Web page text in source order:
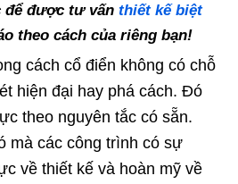
để được tư vấn thiết kế biệt
theo cách của riêng bạn!
cách cổ điển không có chỗ
hiện đại hay phá cách. Đó
theo nguyên tắc có sẵn.
mà các công trình có sự
về thiết kế và hoàn mỹ về